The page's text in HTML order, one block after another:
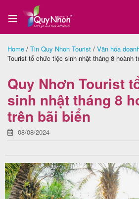
Trang
Tour
Quy
Tour
Home / Tin Quy Nhơn Tourist / Văn hóa
Tourist tổ chức tiệc sinh nhật tháng 8 hoành
Quy Nhơn Tourist
sinh nhật tháng 8
trên bãi biển
08/08/2024